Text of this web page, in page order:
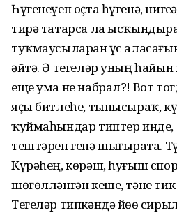
Һүгенеүен оҫта һүгенә,
тирә татарса ла
туҡмаусыларҙан үс
әйтә. Ә тегеләр уның
еще ума не набрал?! Вот
яҫы битлеһе, тынысыраҡ,
ҡуймаһындар типтер
тештәрен генә шығырҙата.
Күрәһең, көрәш, һуғыш
шөғөлләнгән кеше, тәне
Тегеләр типкәндә йөҙө